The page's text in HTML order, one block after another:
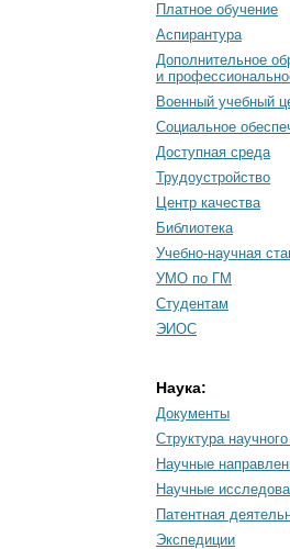
Платное обучение
Аспирантура
Дополнительное
и
Военный учебный
Социальное
Доступная среда
Трудоустройство
Центр качества
Библиотека
Учебно-научная
УМО по ГМ
Студентам
ЭИОС
Наука:
Документы
Cтруктура
Научные
Научные
Патентная
Экспедиции